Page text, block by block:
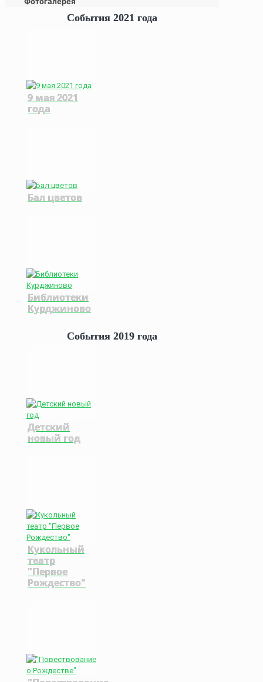
События 2021 года
9 мая 2021
года
Бал цветов
Библиотеки
Курджиново
События 2019 года
Детский
новый год
Кукольный
театр
"Первое
Рождество"